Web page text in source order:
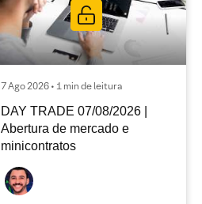
7 Ago 2026 • 1 min de leitura
DAY TRADE 07/08/2026 |
Abertura de mercado e
minicontratos